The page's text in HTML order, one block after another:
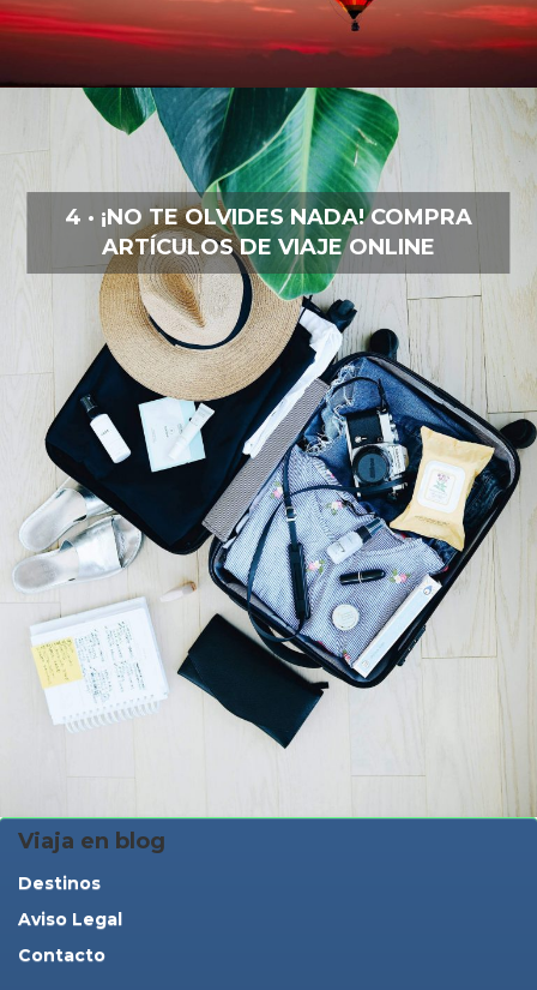
4 · ¡NO TE OLVIDES NADA! COMPRA
ARTÍCULOS DE VIAJE ONLINE
Viaja en blog
Destinos
Aviso Legal
Contacto